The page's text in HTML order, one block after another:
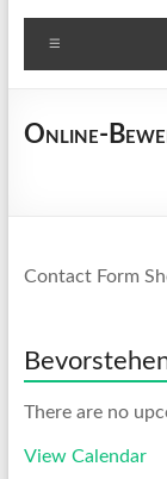
Online-
Contact Form
There are no
View Calendar